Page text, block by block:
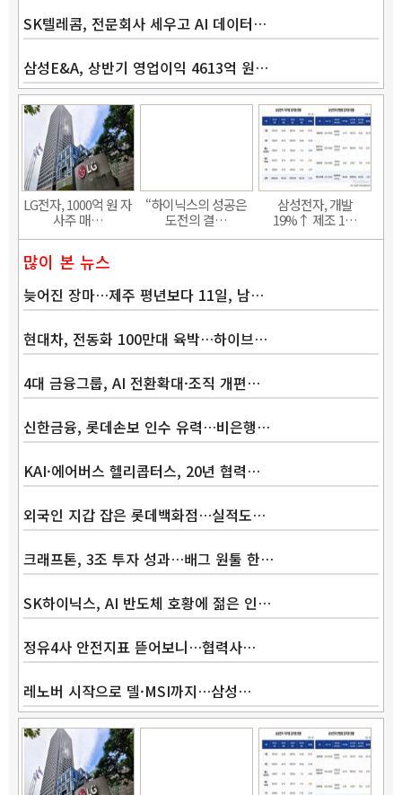
SK텔레콤, 전문회사 세우고 AI 데이터…
삼성E&A, 상반기 영업이익 4613억 원…
LG전자, 1000억 원 자
사주 매…
“하이닉스의 성공은
도전의 결…
삼성전자, 개발
19%↑ 제조 1…
많이 본 뉴스
늦어진 장마…제주 평년보다 11일, 남…
현대차, 전동화 100만대 육박…하이브…
4대 금융그룹, AI 전환확대·조직 개편…
신한금융, 롯데손보 인수 유력…비은행…
KAI·에어버스 헬리콥터스, 20년 협력…
외국인 지갑 잡은 롯데백화점…실적도…
크래프톤, 3조 투자 성과…배그 원툴 한…
SK하이닉스, AI 반도체 호황에 젊은 인…
정유4사 안전지표 뜯어보니…협력사…
레노버 시작으로 델·MSI까지…삼성…